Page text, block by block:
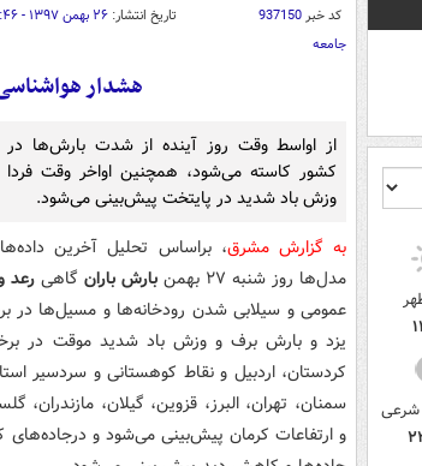
کد خبر937150 تاریخ انتشار: ۲۶ بهمن ۱۳۹۷ - ۱۶:۴۶
جامعه
هشدار
از اواسط وقت روز آینده از شدت بارش‌ها در
کشور کاسته می‌شود، همچنین اواخر وقت فردا
وزش باد شدید در پایتخت پیش‌بینی می‌شود.
به گزارش مشرق، براساس تحلیل آخرین
مدل‌ها روز شنبه ۲۷ بهمن
بارش باران گاهی رعد
عمومی و سیلابی شدن رودخانه‌ها و مسیل‌ها در
یزد و بارش برف و وزش باد شدید موقت در
کردستان، اردبیل و نقاط کوهستانی و سردسیر
سمنان، تهران، البرز، قزوین، گیلان، مازندران،
و ارتفاعات کرمان پیش‌بینی می‌شود و درجاده‌های